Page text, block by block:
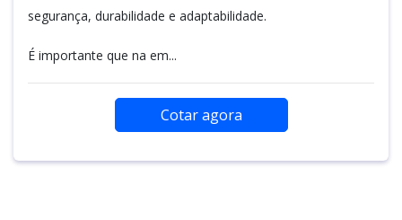
segurança, durabilidade e adaptabilidade.
É importante que na em...
Cotar agora